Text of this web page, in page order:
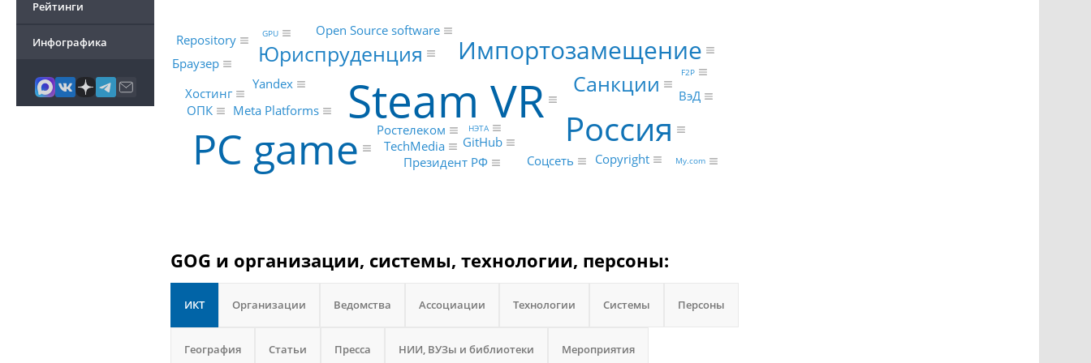
Рейтинги
Инфографика
Steam VR
PC game Россия
Импортозамещение
Санкции
Юриспруденция
Ростелеком
Yandex
Meta Platforms
GitHub
Президент РФ
Repository
Open Source software
Браузер
Хостинг
Соцсеть
ОПК
ВэД
Copyright
TechMedia
My.com
НЭТА
GPU
F2P
GOG и организации, системы, технологии, персоны:
ИКТ Организации Ведомства Ассоциации Технологии Системы Персоны
География Статьи Пресса НИИ, ВУЗы и библиотеки Мероприятия